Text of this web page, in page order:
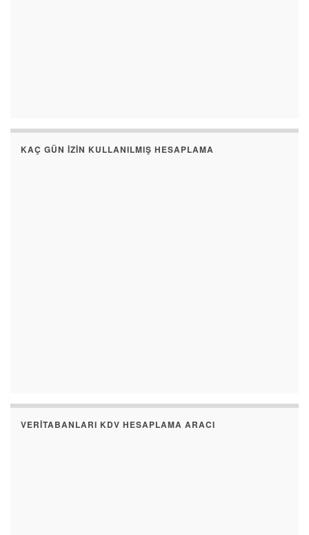
KAÇ GÜN İZIN KULLANILMIŞ HESAPLAMA
VERITABANLARI KDV HESAPLAMA ARACI